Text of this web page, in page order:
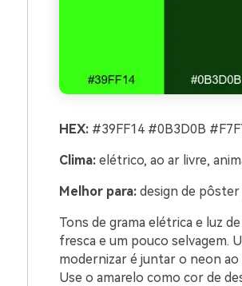
HEX:#39FF14 #0B3D0B
Clima:elétrico, ao ar livre,
Melhor para:design de pôster
Tons de grama elétrica e luz
fresca e um pouco selvagem.
modernizar é juntar o neon ao
Use o amarelo como cor de